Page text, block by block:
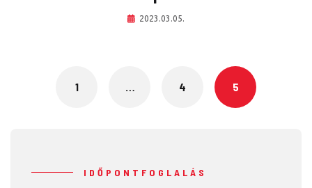
2023.03.05.
navigation
1 4 5
IDŐPONTFOGLALÁS